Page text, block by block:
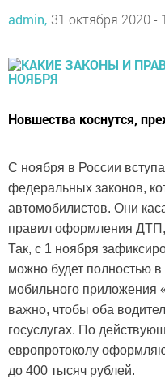
admin, 31 октября 2020 -
Новшества коснутся,
С ноября в России
федеральных законов,
автомобилистов. Они
правил оформления
Так, с 1 ноября
можно будет полностью
мобильного
важно, чтобы оба
госуслугах. По
европротоколу
до 400 тысяч рублей.